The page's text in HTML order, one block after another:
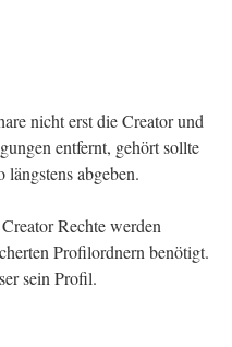
nicht erst die Creator und
entfernt, gehört sollte
abgeben.
Rechte werden
Profilordnern benötigt.
sein Profil.